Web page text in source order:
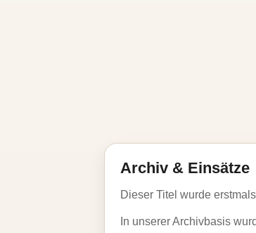
Archiv & Einsätze
Dieser Titel wurde
In unserer Archivbasis